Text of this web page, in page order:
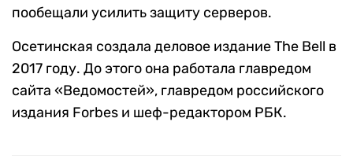
пообещали усилить защиту серверов.
Осетинская создала деловое издание The Bell в
2017 году. До этого она работала главредом
сайта «Ведомостей», главредом российского
издания Forbes и шеф-редактором РБК.